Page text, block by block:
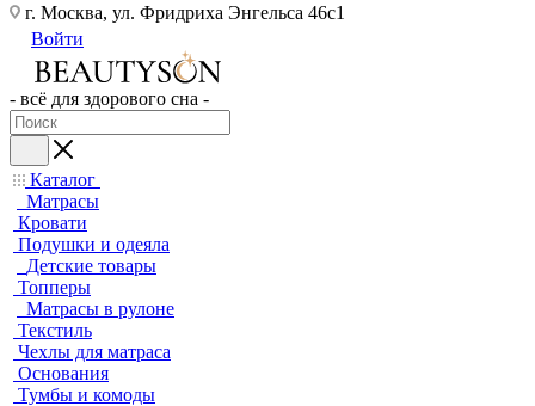
г. Москва, ул. Фридриха Энгельса 46с1
Войти
- всё для здорового сна -
Каталог
Матрасы
Кровати
Подушки и одеяла
Детские товары
Топперы
Матрасы в рулоне
Текстиль
Чехлы для матраса
Основания
Тумбы и комоды